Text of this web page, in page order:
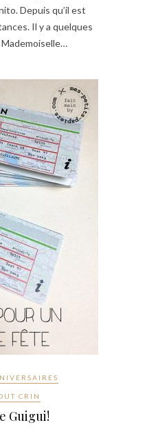
Depuis qu’il est
Il y a quelques
Mademoiselle…
CRIN
Guigui!